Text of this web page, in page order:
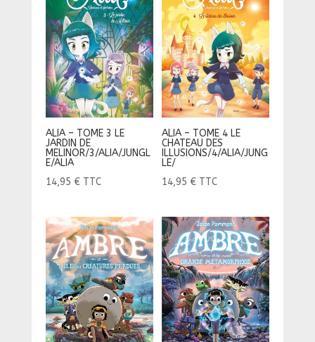
ALIA – TOME 3 LE
JARDIN DE
MELINOR/3/ALIA/JUNGL
E/ALIA
14,95 € TTC
ALIA – TOME 4 LE
CHATEAU DES
ILLUSIONS/4/ALIA/JUNG
LE/
14,95 € TTC